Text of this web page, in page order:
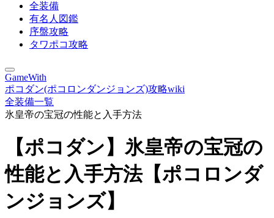
全装備
有名人図鑑
序盤攻略
タワポコ攻略
GameWith
ポコダン(ポコロンダンジョンズ)攻略wiki
全装備一覧
氷皇帝の宝冠の性能と入手方法
【ポコダン】氷皇帝の宝冠の
性能と入手方法【ポコロンダ
ンジョンズ】